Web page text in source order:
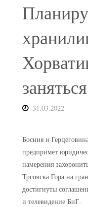
31.03.2022
Босния и
предпримет
намерения
Трговска Гора на
достигнуты
и телевидение БиГ.